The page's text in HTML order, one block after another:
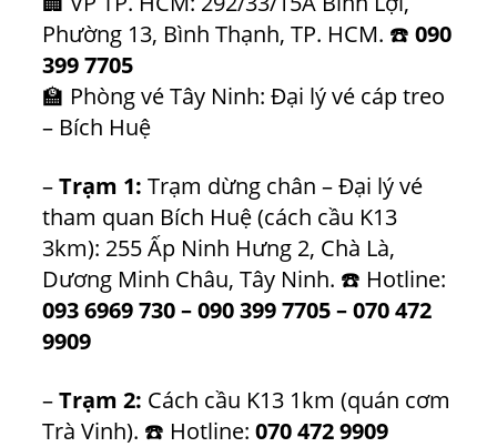
Phường 13, Bình Thạnh, TP. HCM. ☎️ 090
399 7705
🏫 Phòng vé Tây Ninh: Đại lý vé cáp treo
– Bích Huệ
–Trạm 1: Trạm dừng chân – Đại lý vé
tham quan Bích Huệ (cách cầu K13
3km): 255 Ấp Ninh Hưng 2, Chà Là,
Dương Minh Châu, Tây Ninh. ☎️ Hotline:
093 6969 730–090 399 7705–070 472
9909
–Trạm 2: Cách cầu K13 1km (quán cơm
Trà Vinh). ☎️ Hotline: 070 472 9909